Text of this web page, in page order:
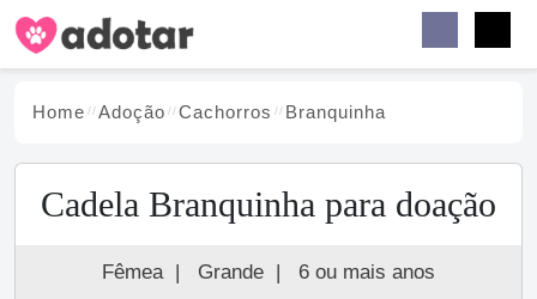
Home Adoção Cachorros Branquinha
Cadela Branquinha para doação
Fêmea | Grande | 6 ou mais anos